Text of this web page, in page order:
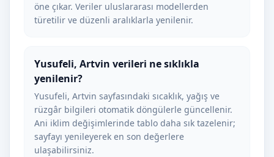
öne çıkar. Veriler uluslararası modellerden
türetilir ve düzenli aralıklarla yenilenir.
Yusufeli, Artvin verileri ne sıklıkla
yenilenir?
Yusufeli, Artvin sayfasındaki sıcaklık, yağış ve
rüzgâr bilgileri otomatik döngülerle güncellenir.
Ani iklim değişimlerinde tablo daha sık tazelenir;
sayfayı yenileyerek en son değerlere
ulaşabilirsiniz.